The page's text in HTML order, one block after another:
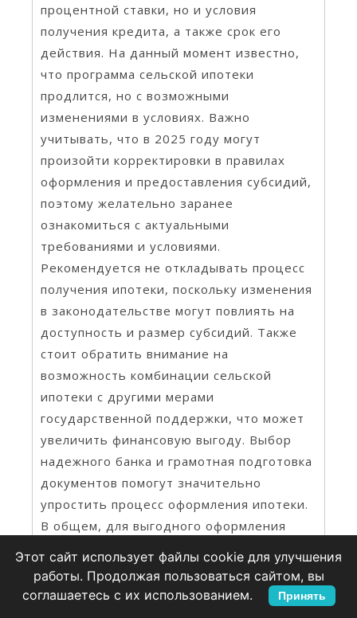
процентной ставки, но и условия
получения кредита, а также срок его
действия. На данный момент известно,
что программа сельской ипотеки
продлится, но с возможными
изменениями в условиях. Важно
учитывать, что в 2025 году могут
произойти корректировки в правилах
оформления и предоставления субсидий,
поэтому желательно заранее
ознакомиться с актуальными
требованиями и условиями.
Рекомендуется не откладывать процесс
получения ипотеки, поскольку изменения
в законодательстве могут повлиять на
доступность и размер субсидий. Также
стоит обратить внимание на
возможность комбинации сельской
ипотеки с другими мерами
государственной поддержки, что может
увеличить финансовую выгоду. Выбор
надежного банка и грамотная подготовка
документов помогут значительно
упростить процесс оформления ипотеки.
В общем, для выгодного оформления
в курсе обновлений, своевременно
обращаться за консультациями и активно
Этот сайт использует файлы cookie для улучшения
работы. Продолжая пользоваться сайтом, вы
соглашаетесь с их использованием.
Принять